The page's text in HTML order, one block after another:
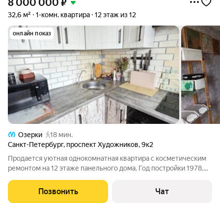
8 000 000 ₽
32,6 м² 1-комн. квартира 12 этаж из 12
онлайн показ
Озерки
18 мин.
Санкт-Петербург, проспект Художников,9к2
Продается уютная однокомнатная квартира с косметическим
ремонтом на 12 этаже панельного дома. Год постройки 1978.
спокойствие. В квартире раздельный санузел, а также
просторная лоджия,
Позвонить Чат